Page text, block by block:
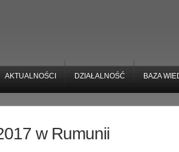
AKTUALNOŚCI DZIAŁALNOŚĆ BAZA
w Rumunii